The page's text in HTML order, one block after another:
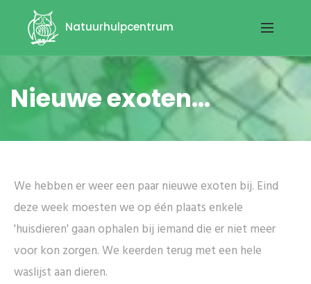
Natuurhulpcentrum
Nieuwe exoten...
We hebben er weer een paar nieuwe exoten bij. Eind
deze week moesten we op één plaats enkele
'huisdieren' gaan ophalen bij iemand die er niet meer
voor kon zorgen. We keerden terug met een hele
waslijst aan dieren.